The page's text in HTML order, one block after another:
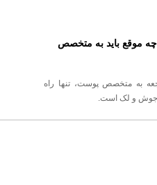
موقع باید به متخصص
به متخصص پوست، تنها راه
جوش و لک است.